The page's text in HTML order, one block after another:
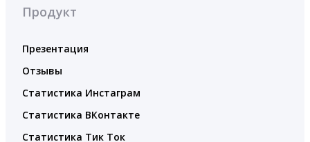
Продукт
Презентация
Отзывы
Статистика Инстаграм
Статистика ВКонтакте
Статистика Тик Ток